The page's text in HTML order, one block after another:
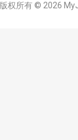
版权所有 © 2026